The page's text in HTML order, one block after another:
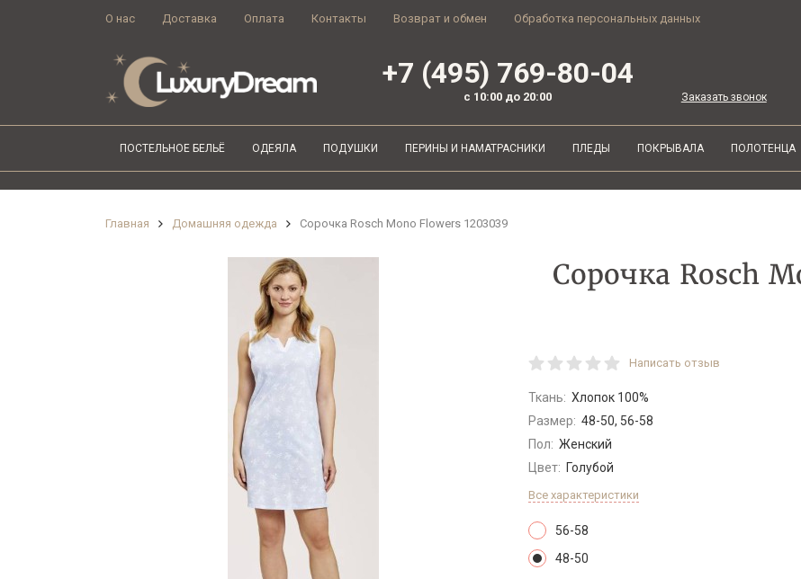
О нас Доставка Оплата Контакты Возврат и обмен Обработка персональных данных
+7 (495) 769-80-04
с 10:00 до 20:00 Заказать звонок
ПОСТЕЛЬНОЕ БЕЛЬЁ ОДЕЯЛА ПОДУШКИ ПЕРИНЫ И НАМАТРАСНИКИ ПЛЕДЫ ПОКРЫВАЛА ПОЛОТЕНЦА
Главная Домашняя одежда Сорочка Rosch Mono Flowers 1203039
Сорочка Rosch
Написать отзыв
Ткань: Хлопок 100%
Размер: 48-50, 56-58
Пол: Женский
Цвет: Голубой
Все характеристики
56-58
48-50